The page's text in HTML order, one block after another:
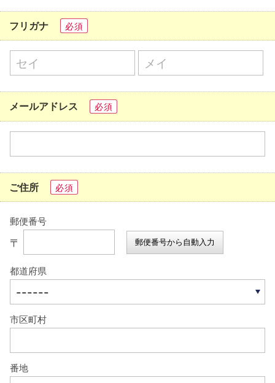
フリガナ 必須
メールアドレス 必須
ご住所 必須
郵便番号
〒 郵便番号から自動入力
都道府県
市区町村
番地